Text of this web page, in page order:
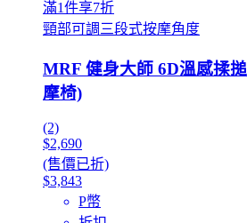
滿1件享7折
頸部可調三段式按摩角度
MRF 健身大師 6D溫感揉
摩椅)
(2)
$2,690
(售價已折)
$3,843
P幣